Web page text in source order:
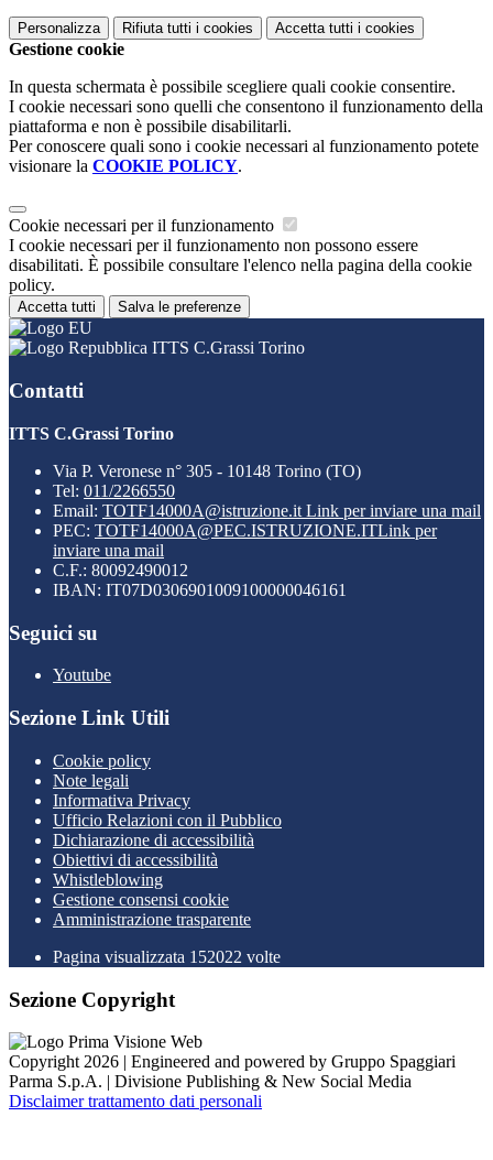
Personalizza Rifiuta tutti i cookies Accetta tutti i cookies
Gestione cookie
In questa schermata è possibile scegliere quali cookie consentire.
I cookie necessari sono quelli che consentono il funzionamento della
piattaforma e non è possibile disabilitarli.
Per conoscere quali sono i cookie necessari al funzionamento potete
visionare la COOKIE POLICY.
Cookie necessari per il funzionamento
I cookie necessari per il funzionamento non possono essere
disabilitati. È possibile consultare l'elenco nella pagina della cookie
policy.
Accetta tutti Salva le preferenze
ITTS C.Grassi Torino
Contatti
ITTS C.Grassi Torino
Via P. Veronese n° 305 - 10148 Torino (TO)
Tel: 011/2266550
Email: TOTF14000A@istruzione.it Link per inviare una mail
PEC: TOTF14000A@PEC.ISTRUZIONE.ITLink per
inviare una mail
C.F.: 80092490012
IBAN: IT07D0306901009100000046161
Seguici su
Youtube
Sezione Link Utili
Cookie policy
Note legali
Informativa Privacy
Ufficio Relazioni con il Pubblico
Dichiarazione di accessibilità
Obiettivi di accessibilità
Whistleblowing
Gestione consensi cookie
Amministrazione trasparente
Pagina visualizzata 152022 volte
Sezione Copyright
Copyright 2026 | Engineered and powered by Gruppo Spaggiari
Parma S.p.A. | Divisione Publishing & New Social Media
Disclaimer trattamento dati personali